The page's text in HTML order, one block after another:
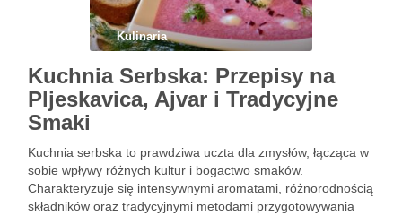
Kulinaria
Kuchnia Serbska: Przepisy na
Pljeskavica, Ajvar i Tradycyjne
Smaki
Kuchnia serbska to prawdziwa uczta dla zmysłów, łącząca w
sobie wpływy różnych kultur i bogactwo smaków.
Charakteryzuje się intensywnymi aromatami, różnorodnością
składników oraz tradycyjnymi metodami przygotowywania